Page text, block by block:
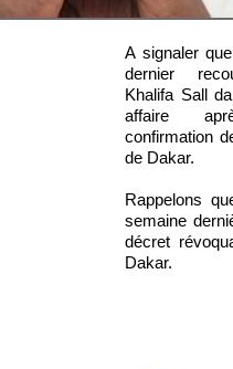
A signaler
dernier
Khalifa Sall
affaire
confirmation
de Dakar.
Rappelons
semaine
décret
Dakar.